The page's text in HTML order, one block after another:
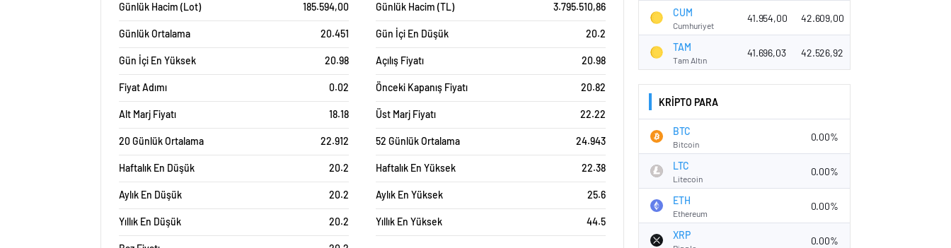
Günlük Hacim (Lot) 185.594,00 Günlük Hacim (TL) 3.795.510,86
Günlük Ortalama 20.451 Gün İçi En Düşük 20.2
Gün İçi En Yüksek 20.98 Açılış Fiyatı 20.98
Fiyat Adımı 0.02 Önceki Kapanış Fiyatı 20.82
Alt Marj Fiyatı 18.18 Üst Marj Fiyatı 22.22
20 Günlük Ortalama 22.912 52 Günlük Ortalama 24.943
Haftalık En Düşük 20.2 Haftalık En Yüksek 22.38
Aylık En Düşük 20.2 Aylık En Yüksek 25.6
Yıllık En Düşük 20.2 Yıllık En Yüksek 44.5
CUM
Cumhuriyet
41.954,00 42.609,00
TAM
Tam Altın
41.696,03 42.526,92
KRİPTO PARA
BTC
Bitcoin
0.00%
LTC
Litecoin
0.00%
ETH
Ethereum
0.00%
XRP 0.00%